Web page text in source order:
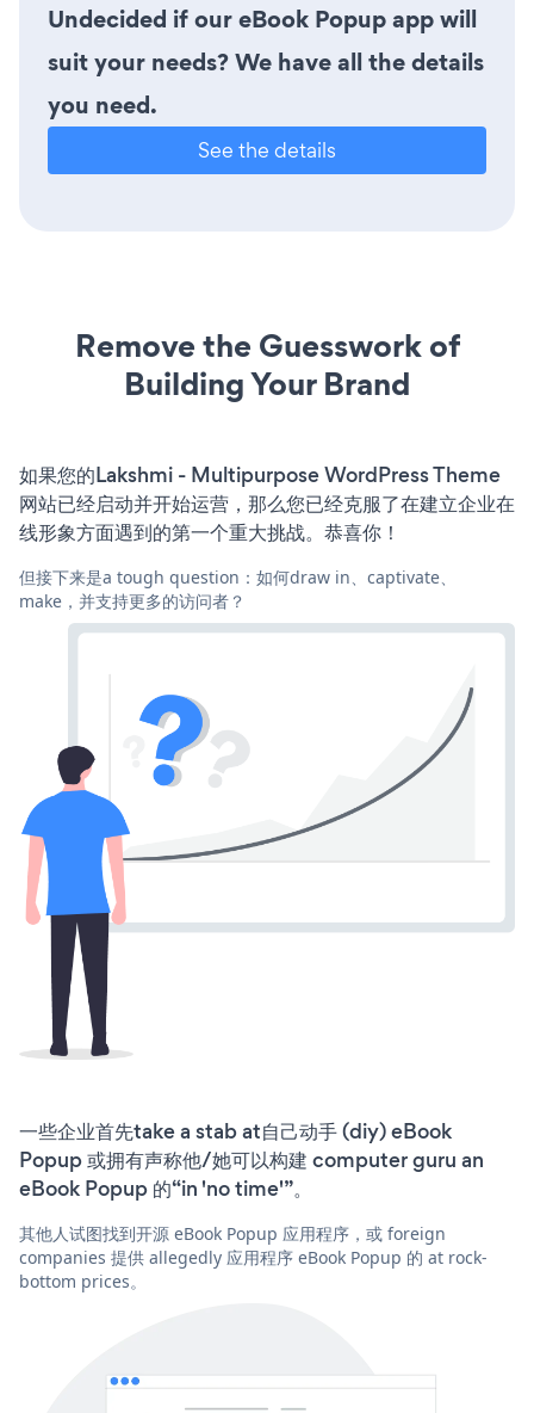
Undecided if our eBook Popup app will
suit your needs? We have all the details
you need.
See the details
Remove the Guesswork of
Building Your Brand
如果您的Lakshmi - Multipurpose WordPress Theme
网站已经启动并开始运营，那么您已经克服了在建立企业在
线形象方面遇到的第一个重大挑战。恭喜你！
但接下来是a tough question：如何draw in、captivate、
make，并支持更多的访问者？
一些企业首先take a stab at自己动手 (diy) eBook
Popup 或拥有声称他/她可以构建 computer guru an
eBook Popup 的“in 'no time'”。
其他人试图找到开源 eBook Popup 应用程序，或 foreign
companies 提供 allegedly 应用程序 eBook Popup 的 at rock-
bottom prices。